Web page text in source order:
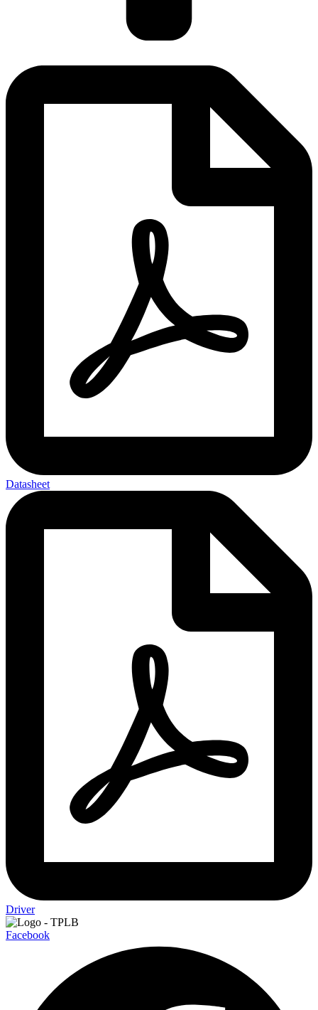
Datasheet
Driver
Facebook